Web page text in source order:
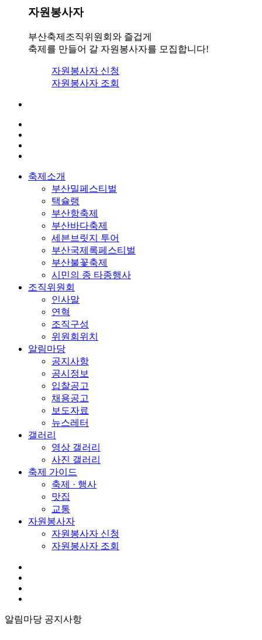
자원봉사자
부산축제조직위원회와 즐겁게
축제를 만들어 갈 자원봉사자를 모집합니다!
자원봉사자 신청
자원봉사자 조회
축제소개
부산밀페스티벌
택슐랭
부산항축제
부산바다축제
세븐브릿지 투어
부산국제록페스티벌
부산불꽃축제
시민의 종 타종행사
조직위원회
인사말
연혁
조직구성
위원회위치
알림마당
공지사항
공시정보
입찰공고
채용공고
보도자료
뉴스레터
갤러리
영상 갤러리
사진 갤러리
축제 가이드
축제 · 행사
맛집
교통
자원봉사자
자원봉사자 신청
자원봉사자 조회
알림마당 공지사항